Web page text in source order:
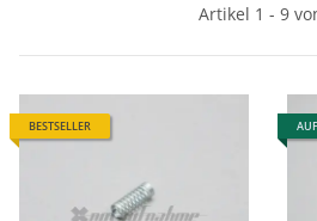
Artikel 1 - 9
BESTSELLER